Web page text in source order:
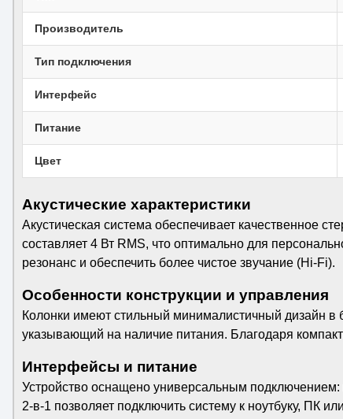
Производитель
Тип подключения
Интерфейс
Питание
Цвет
Акустические характеристики
Акустическая система обеспечивает
составляет 4 Вт RMS, что оптимально для
резонанс и обеспечить более чистое звучание (Hi-Fi).
Особенности конструкции и управления
Колонки имеют стильный минималистичный дизайн в
указывающий на наличие питания. Благодаря
Интерфейсы и питание
Устройство оснащено универсальным
2-в-1 позволяет подключить систему к ноутбуку, ПК